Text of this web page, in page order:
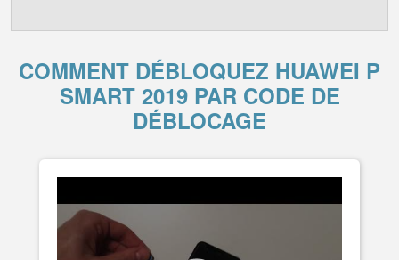
COMMENT DÉBLOQUEZ HUAWEI P
SMART 2019 PAR CODE DE
DÉBLOCAGE